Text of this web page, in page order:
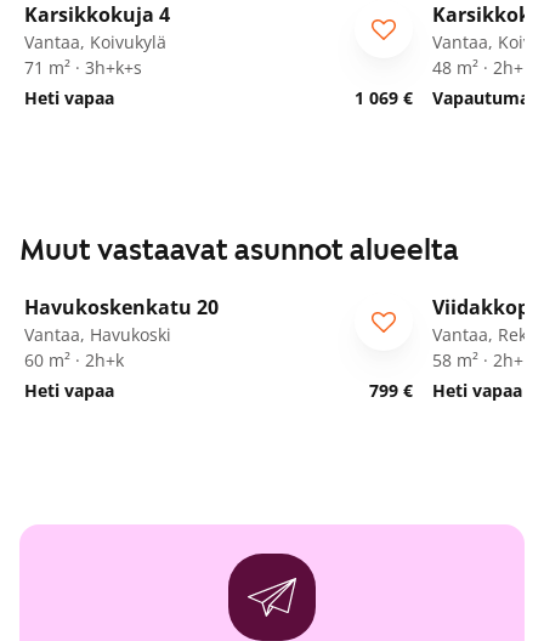
Karsikkokuja 4
Vantaa, Koivukylä
71 m² · 3h+k+s
Heti vapaa
1 069 €
Vantaa,
48 m² ·
Muut vastaavat asunnot alueelta
Havukoskenkatu 20
Vantaa, Havukoski
60 m² · 2h+k
Heti vapaa
799 €
ARA
Vantaa,
58 m² ·
Heti vapaa